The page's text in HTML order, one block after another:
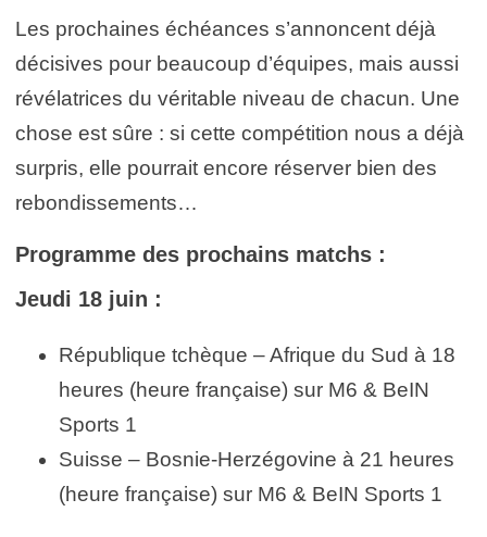
Les prochaines échéances s’annoncent déjà
décisives pour beaucoup d’équipes, mais aussi
révélatrices du véritable niveau de chacun. Une
chose est sûre : si cette compétition nous a déjà
surpris, elle pourrait encore réserver bien des
rebondissements…
Programme des prochains matchs :
Jeudi 18 juin :
République tchèque – Afrique du Sud à 18
heures (heure française) sur M6 & BeIN
Sports 1
Suisse – Bosnie-Herzégovine à 21 heures
(heure française) sur M6 & BeIN Sports 1